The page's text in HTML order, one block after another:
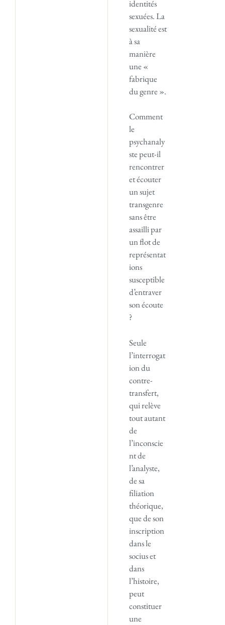
identités
sexuées. La
sexualité est
à sa
manière
une «
fabrique
du genre ».
Comment
le
psychanaly
ste peut-il
rencontrer
et écouter
un sujet
transgenre
sans être
assailli par
un flot de
représentat
ions
susceptible
d’entraver
son écoute
?
Seule
l’interrogat
ion du
contre-
transfert,
qui relève
tout autant
de
l’inconscie
nt de
l’analyste,
de sa
filiation
théorique,
que de son
inscription
dans le
socius et
dans
l’histoire,
peut
constituer
une